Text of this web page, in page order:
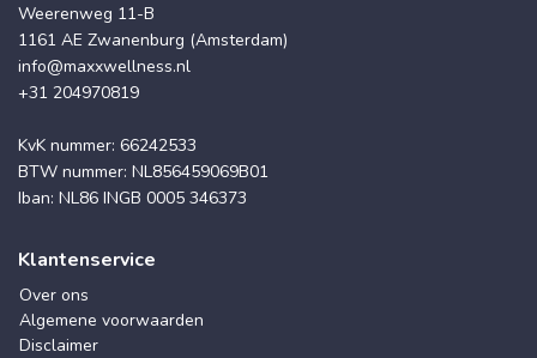
Weerenweg 11-B
1161 AE Zwanenburg (Amsterdam)
info@maxxwellness.nl
+31 204970819
KvK nummer: 66242533
BTW nummer: NL856459069B01
Iban: NL86 INGB 0005 346373
Klantenservice
Over ons
Algemene voorwaarden
Disclaimer